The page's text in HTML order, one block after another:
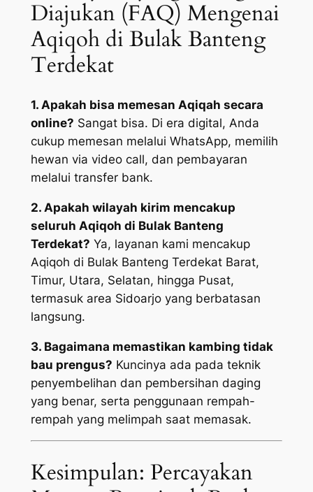
Diajukan (FAQ) Mengenai
Aqiqoh di Bulak Banteng
Terdekat
1. Apakah bisa memesan Aqiqah secara
online? Sangat bisa. Di era digital, Anda
cukup memesan melalui WhatsApp, memilih
hewan via video call, dan pembayaran
melalui transfer bank.
2. Apakah wilayah kirim mencakup
seluruh Aqiqoh di Bulak Banteng
Terdekat? Ya, layanan kami mencakup
Aqiqoh di Bulak Banteng Terdekat Barat,
Timur, Utara, Selatan, hingga Pusat,
termasuk area Sidoarjo yang berbatasan
langsung.
3. Bagaimana memastikan kambing tidak
bau prengus? Kuncinya ada pada teknik
penyembelihan dan pembersihan daging
yang benar, serta penggunaan rempah-
rempah yang melimpah saat memasak.
Kesimpulan: Percayakan